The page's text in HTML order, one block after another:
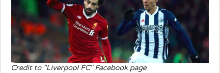
Credit to "Liverpool FC" Facebook page